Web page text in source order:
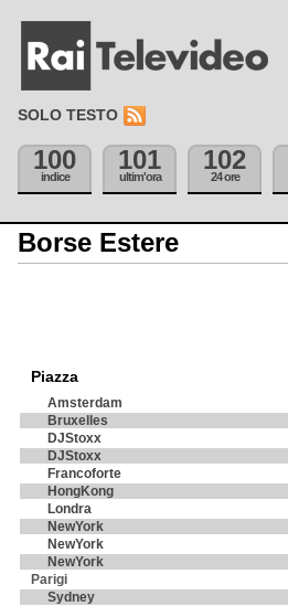
SOLO TESTO
100
indice
101
ultim'ora
102
24 ore
Borse Estere
Piazza
Amsterdam
Bruxelles
DJStoxx
DJStoxx
Francoforte
HongKong
Londra
NewYork
NewYork
NewYork
Parigi
Sydney